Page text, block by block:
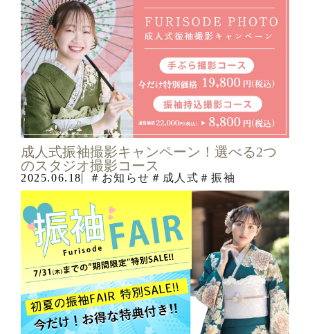
ギャラリー
よくあるご質問
店舗情報
お知らせ
成人式振袖撮影キャンペーン！選べる2つ
のスタジオ撮影コース
2025.06.18 ＃お知らせ ＃成人式 ＃振袖